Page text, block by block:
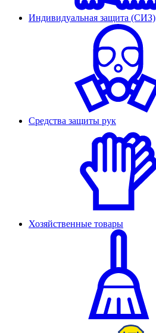
Индивидуальная защита (СИЗ)
Средства защиты рук
Хозяйственные товары